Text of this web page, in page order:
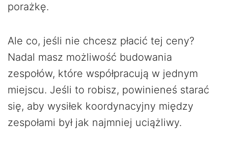
porażkę.
Ale co, jeśli nie chcesz płacić tej ceny?
Nadal masz możliwość budowania
zespołów, które współpracują w jednym
miejscu. Jeśli to robisz, powinieneś starać
się, aby wysiłek koordynacyjny między
zespołami był jak najmniej uciążliwy.